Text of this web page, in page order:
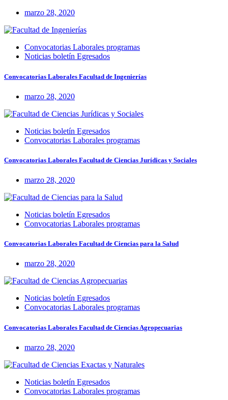
marzo 28, 2020
Convocatorias Laborales programas
Noticias boletín Egresados
Convocatorias Laborales Facultad de Ingenierías
marzo 28, 2020
Noticias boletín Egresados
Convocatorias Laborales programas
Convocatorias Laborales Facultad de Ciencias Jurídicas y Sociales
marzo 28, 2020
Noticias boletín Egresados
Convocatorias Laborales programas
Convocatorias Laborales Facultad de Ciencias para la Salud
marzo 28, 2020
Noticias boletín Egresados
Convocatorias Laborales programas
Convocatorias Laborales Facultad de Ciencias Agropecuarias
marzo 28, 2020
Noticias boletín Egresados
Convocatorias Laborales programas